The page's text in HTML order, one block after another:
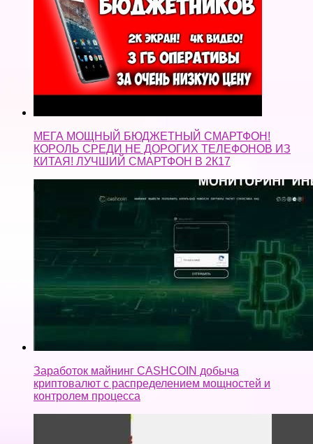
МЕГА МОЩНЫЙ БЮДЖЕТНЫЙ СМАРТФОН!
КОРОЛЬ СРЕДИ НЕ ДОРОГИХ ТЕЛЕФОНОВ ИЗ
КИТАЯ! ЛУЧШИЙ СМАРТФОН В 2К17
Заработок майнинг CASHCOIN добыча
криптовалют с распределением мощностей и
контролем процесса